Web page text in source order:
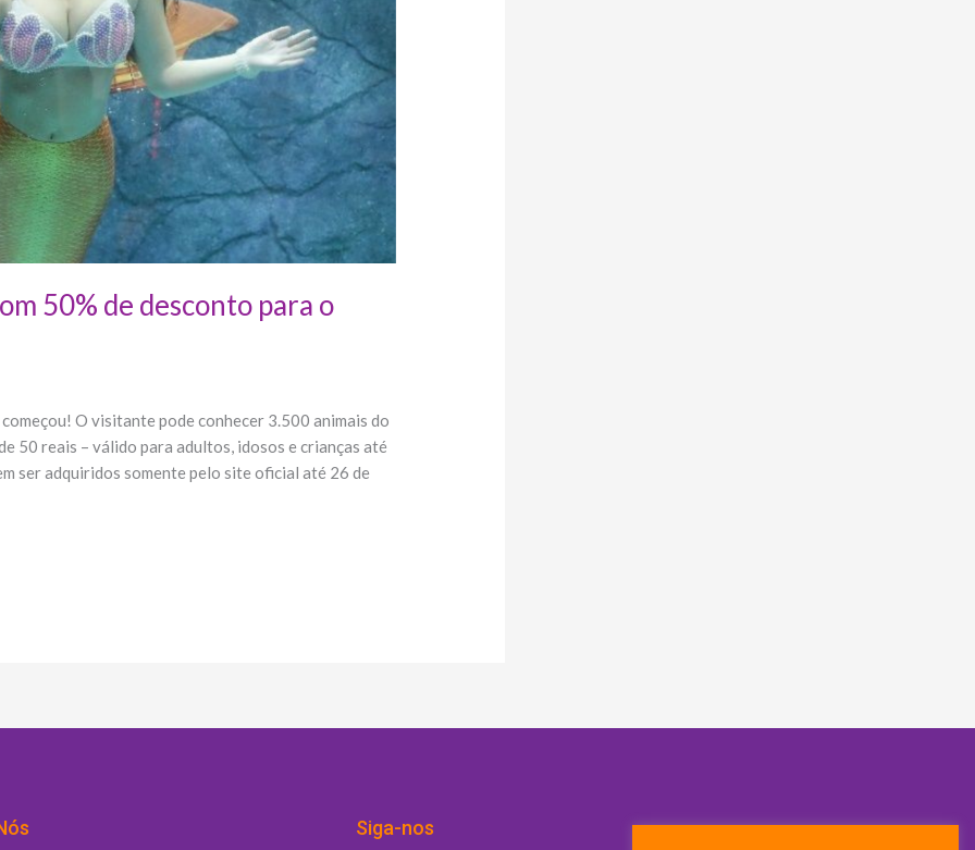
50% de desconto para o
O visitante pode conhecer 3.500 animais do
50 reais – válido para adultos, idosos e crianças até
ser adquiridos somente pelo site oficial até 26 de
Siga-nos